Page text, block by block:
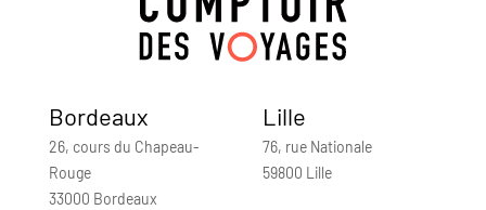
Bordeaux
26, cours du Chapeau-
Rouge
33000 Bordeaux
Lille
76, rue Nationale
59800 Lille